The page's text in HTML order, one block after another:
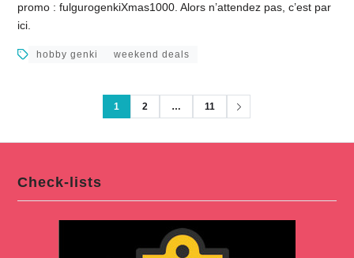
promo : fulgurogenkiXmas1000. Alors n’attendez pas, c’est par
ici.
hobby genki weekend deals
1 2 … 11
Check-lists